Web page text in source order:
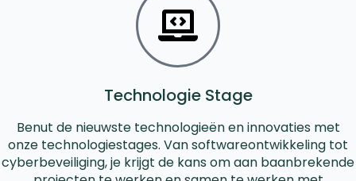
Technologie Stage
Benut de nieuwste technologieën en innovaties met
onze technologiestages. Van softwareontwikkeling tot
cyberbeveiliging, je krijgt de kans om aan baanbrekende